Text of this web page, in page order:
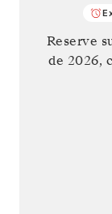
Reserve
de 2026,